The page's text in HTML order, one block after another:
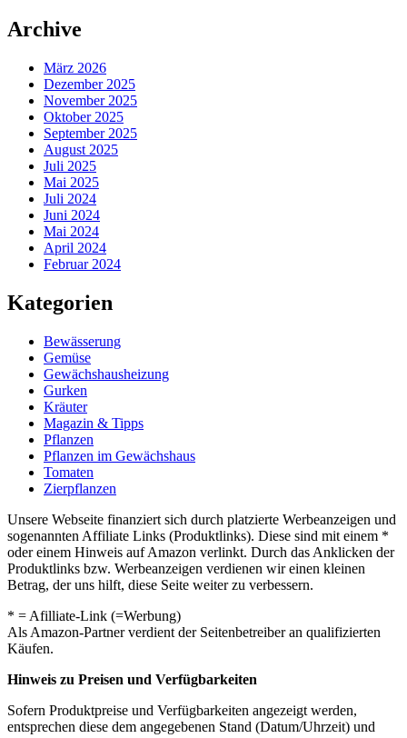
Archive
März 2026
Dezember 2025
November 2025
Oktober 2025
September 2025
August 2025
Juli 2025
Mai 2025
Juli 2024
Juni 2024
Mai 2024
April 2024
Februar 2024
Kategorien
Bewässerung
Gemüse
Gewächshausheizung
Gurken
Kräuter
Magazin & Tipps
Pflanzen
Pflanzen im Gewächshaus
Tomaten
Zierpflanzen
Unsere Webseite finanziert sich durch platzierte Werbeanzeigen und
sogenannten Affiliate Links (Produktlinks). Diese sind mit einem *
oder einem Hinweis auf Amazon verlinkt. Durch das Anklicken der
Produktlinks bzw. Werbeanzeigen verdienen wir einen kleinen
Betrag, der uns hilft, diese Seite weiter zu verbessern.
* = Afilliate-Link (=Werbung)
Als Amazon-Partner verdient der Seitenbetreiber an qualifizierten
Käufen.
Hinweis zu Preisen und Verfügbarkeiten
Sofern Produktpreise und Verfügbarkeiten angezeigt werden,
entsprechen diese dem angegebenen Stand (Datum/Uhrzeit) und